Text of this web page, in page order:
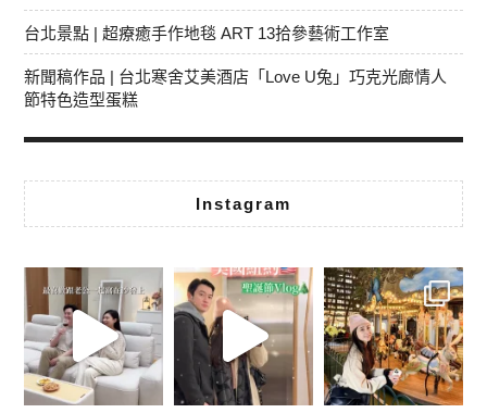
台北景點 | 超療癒手作地毯 ART 13拾參藝術工作室
新聞稿作品 | 台北寒舍艾美酒店「Love U兔」巧克光廊情人
節特色造型蛋糕
Instagram